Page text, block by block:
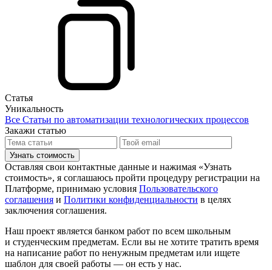
Статья
Уникальность
Все Статьи по автоматизации технологических процессов
Закажи статью
Узнать стоимость
Оставляя свои контактные данные и нажимая «Узнать
стоимость», я соглашаюсь пройти процедуру регистрации на
Платформе, принимаю условия Пользовательского
соглашения и Политики конфиденциальности в целях
заключения соглашения.
Наш проект является банком работ по всем школьным
и студенческим предметам. Если вы не хотите тратить время
на написание работ по ненужным предметам или ищете
шаблон для своей работы — он есть у нас.